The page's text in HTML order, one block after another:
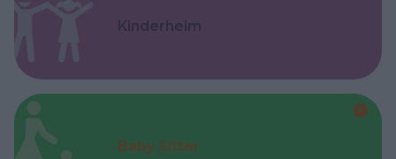
Kinderheim
Baby Sitter